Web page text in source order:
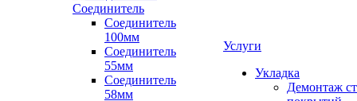
Соединитель
Соединитель
100мм
Соединитель
55мм
Соединитель
58мм
Услуги
Укладка
Демонтаж